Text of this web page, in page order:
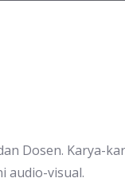
Dosen. Karya-
audio-visual.